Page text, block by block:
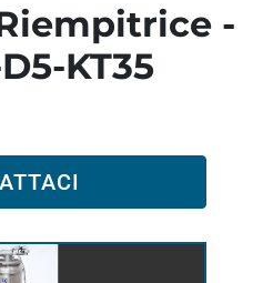
-
KT35